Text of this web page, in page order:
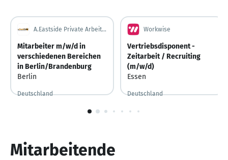
A.Eastside Private Arbeitsvermittlung GbR
Mitarbeiter m/w/d in
verschiedenen Bereichen
in Berlin/Brandenburg
Berlin
Deutschland
Workwise
Vertriebsdisponent -
Zeitarbeit / Recruiting
(m/w/d)
Essen
Deutschland
1
Mitarbeitende